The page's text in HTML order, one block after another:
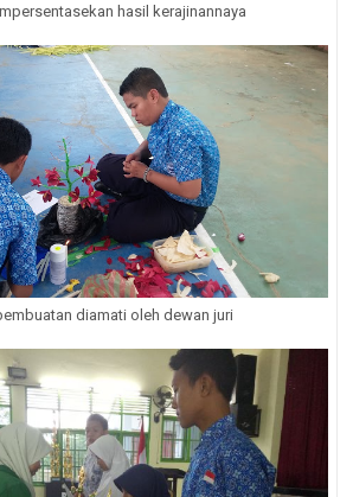
hasil kerajinannaya
diamati oleh dewan juri